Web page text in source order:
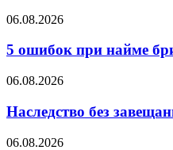
06.08.2026
5 ошибок при найме
06.08.2026
Наследство без
06.08.2026